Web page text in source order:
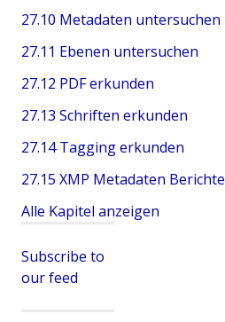
27.10 Metadaten untersuchen
27.11 Ebenen untersuchen
27.12 PDF erkunden
27.13 Schriften erkunden
27.14 Tagging erkunden
27.15 XMP Metadaten Berichte
Alle Kapitel anzeigen
Subscribe to
our feed